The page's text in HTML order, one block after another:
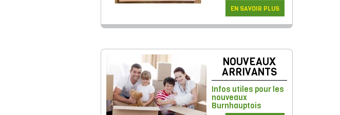
EN SAVOIR PLUS
NOUVEAUX
ARRIVANTS
Infos utiles pour les
nouveaux
Burnhauptois